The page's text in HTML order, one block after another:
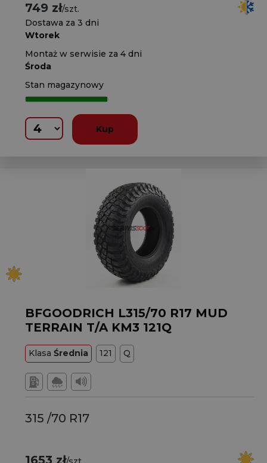
749 zł/szt.
Dostawa za 3 dni
Wtorek
Montaż w serwisie za 4 dni
Środa
Stan magazynowy
Kup
BFGOODRICH L315/70 R17 MUD
TERRAIN T/A KM3 121Q
KlasaŚrednia 121 Q
315 /70 R17
1653 zł